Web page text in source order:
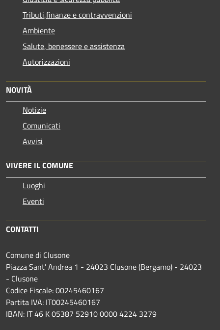
Tributi,finanze e contravvenzioni
Ambiente
Salute, benessere e assistenza
Autorizzazioni
NOVITÀ
Notizie
Comunicati
Avvisi
VIVERE IL COMUNE
Luoghi
Eventi
CONTATTI
Comune di Clusone
Piazza Sant' Andrea 1 - 24023 Clusone (Bergamo) - 24023
- Clusone
Codice Fiscale: 00245460167
Partita IVA: IT00245460167
IBAN: IT 46 K 05387 52910 0000 4224 3279